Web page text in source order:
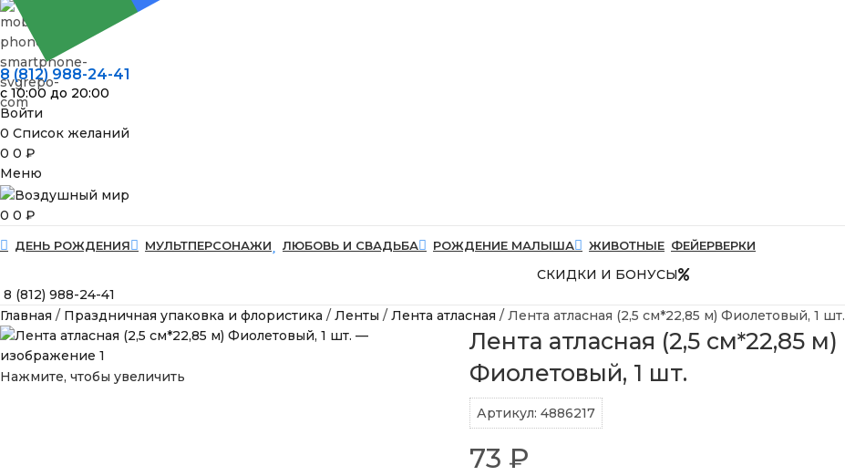
8 (812) 988-24-41
с 10:00 до 20:00
Войти
0 Список желаний
0 0 ₽
Меню
0 0 ₽
ДЕНЬ РОЖДЕНИЯ МУЛЬТПЕРСОНАЖИ ЛЮБОВЬ И СВАДЬБА РОЖДЕНИЕ МАЛЫША ЖИВОТНЫЕ ФЕЙЕРВЕРКИ
СКИДКИ И БОНУСЫ
8 (812) 988-24-41
Главная
Праздничная упаковка и флористика Ленты Лента атласная Лента атласная (2,5 см*22,85 м) Фиолетовый, 1 шт.
Нажмите, чтобы увеличить
Лента атласная (2,5 см*22,85 м)
Фиолетовый, 1 шт.
Артикул:4886217
73 ₽